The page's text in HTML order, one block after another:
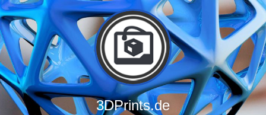
3DPrints.de